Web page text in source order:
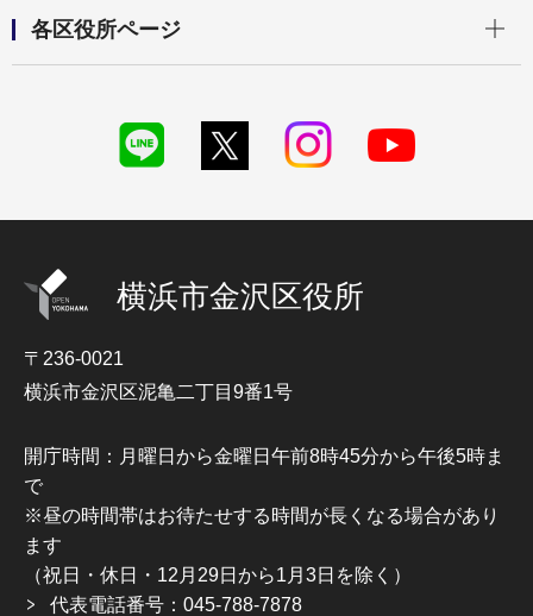
各区役所ページ
横浜市金沢区役所
〒236-0021
横浜市金沢区泥亀二丁目9番1号
開庁時間：月曜日から金曜日午前8時45分から午後5時ま
で
※昼の時間帯はお待たせする時間が長くなる場合があり
ます
（祝日・休日・12月29日から1月3日を除く）
代表電話番号：045-788-7878